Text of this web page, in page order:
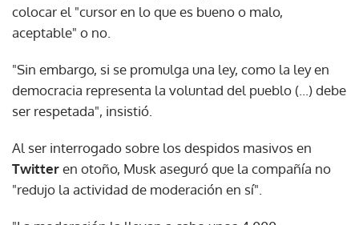
colocar el "cursor en lo que es bueno o malo,
aceptable" o no.
"Sin embargo, si se promulga una ley, como la ley en
democracia representa la voluntad del pueblo (...) debe
ser respetada", insistió.
Al ser interrogado sobre los despidos masivos en
Twitteren otoño, Musk aseguró que la compañía no
"redujo la actividad de moderación en sí".